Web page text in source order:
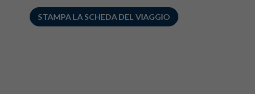
STAMPA LA SCHEDA DEL VIAGGIO